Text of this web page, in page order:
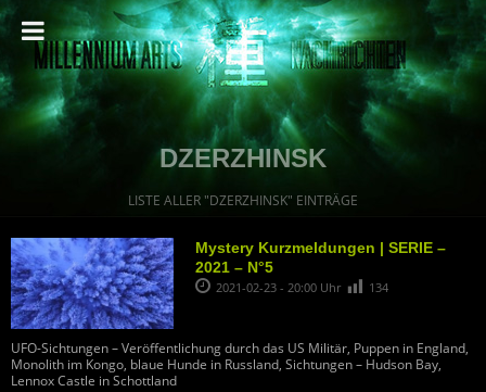
DZERZHINSK
LISTE ALLER "DZERZHINSK" EINTRÄGE
Mystery Kurzmeldungen | SERIE –
2021 – N°5
2021-02-23 - 20:00 Uhr 134
UFO-Sichtungen – Veröffentlichung durch das US Militär, Puppen in England,
Monolith im Kongo, blaue Hunde in Russland, Sichtungen – Hudson Bay,
Lennox Castle in Schottland